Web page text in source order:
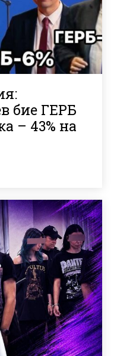
бие ГЕРБ
– 43% на